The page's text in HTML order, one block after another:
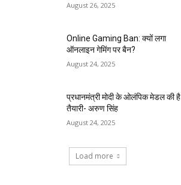
August 26, 2025
Online Gaming Ban: क्यों लगा
ऑनलाइन गेमिंग पर बैन?
August 24, 2025
प्रधानमंत्री मोदी के ओलंपिक मेडल की है
तैयारी- अरुण सिंह
August 24, 2025
Load more